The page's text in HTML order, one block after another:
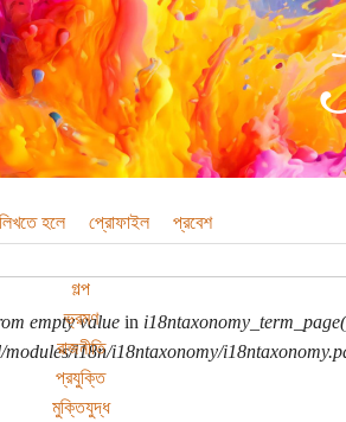
হলে প্রোফাইল প্রবেশ
গল্প
ভ্রমণ
রাজনীতি
প্রযুক্তি
মুক্তিযুদ্ধ
empty valuein
i18n/i18ntaxonomy/